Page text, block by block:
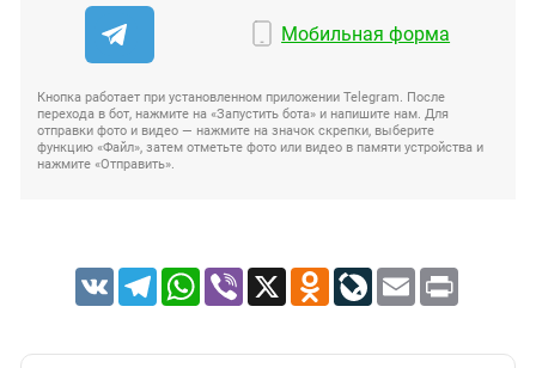
Мобильная форма
Кнопка работает при установленном приложении Telegram. После
перехода в бот, нажмите на «Запустить бота» и напишите нам. Для
отправки фото и видео — нажмите на значок скрепки, выберите
функцию «Файл», затем отметьте фото или видео в памяти устройства и
нажмите «Отправить».
VK TelegramWhatsApp
Viber X Odnoklassniki
LiveJournal
Email Print